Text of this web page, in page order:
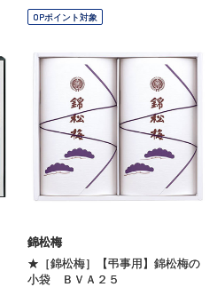
OPポイント対象
錦松梅
★［錦松梅］【弔事用】錦松梅の
小袋 ＢＶＡ２５